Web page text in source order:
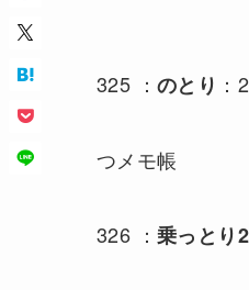
325 ： のとり
つメモ帳
326 ： 乗っとり